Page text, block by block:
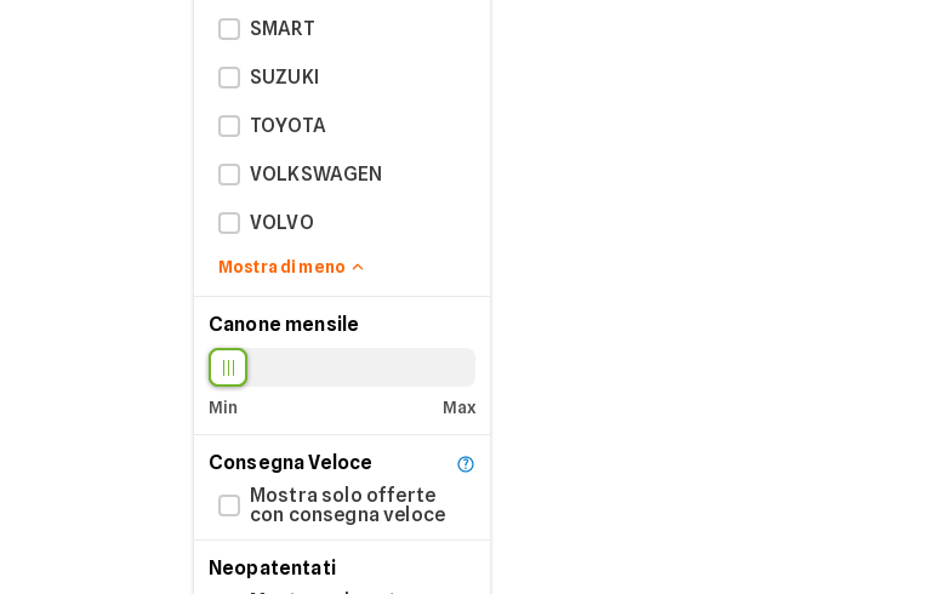
SMART
SUZUKI
TOYOTA
VOLKSWAGEN
VOLVO
Mostra di meno
Canone mensile
Min Max
Consegna Veloce
Mostra solo offerte
con consegna veloce
Neopatentati